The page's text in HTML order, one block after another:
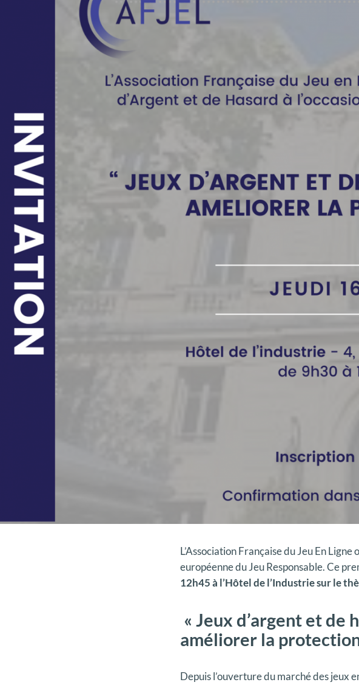
L’Association Française du Jeu En
européenne du Jeu Responsable. Ce
12h45 à l’Hôtel de l’Industrie sur le
« Jeux d’argent et de
améliorer la
Depuis l’ouverture du marché des jeux